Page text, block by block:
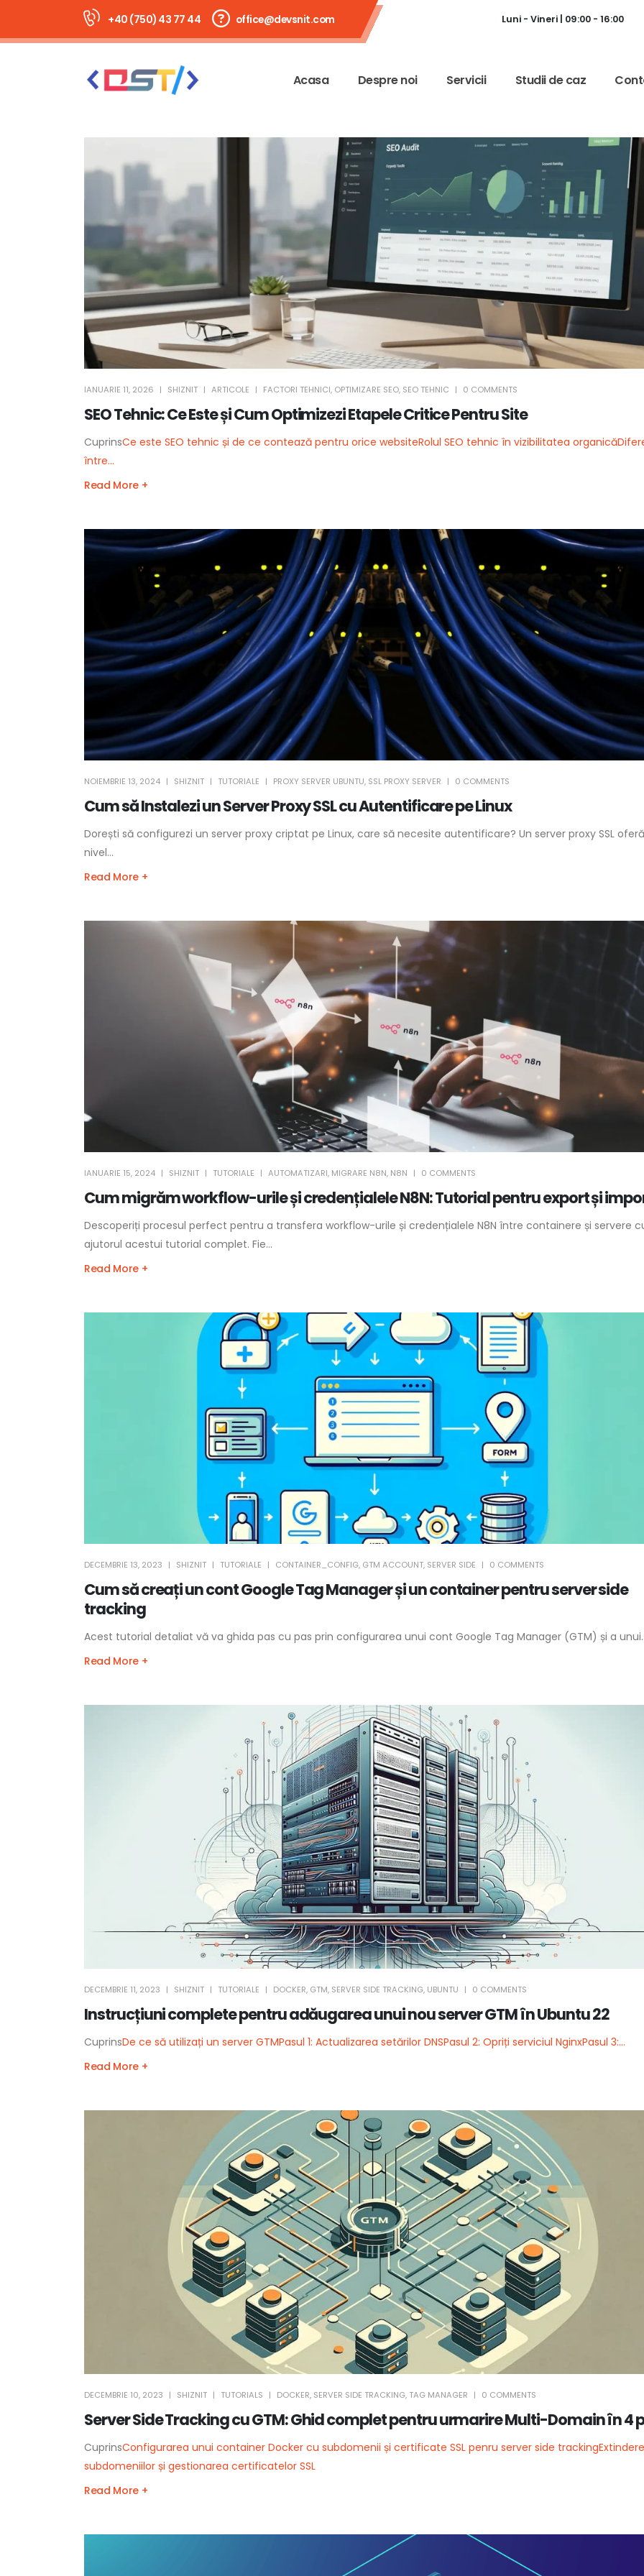
+40 (750) 43 77 44 office@devsnit.com Luni - Vineri | 09:00 - 16:00
Acasa Despre noi Servicii Studii de caz
SEO Tehnic: Ce Este și Cum Optimizezi Etapele Critice Pentru Site
IANUARIE 11, 2026 SHIZNIT ARTICOLE FACTORI TEHNICI, OPTIMIZARE SEO, SEO TEHNIC 0 COMMENTS
CuprinsCe este SEO tehnic și de ce contează pentru orice websiteRolul SEO tehnic în vizibilitatea organică
între...
Read More +
Cum să Instalezi un Server Proxy SSL cu Autentificare pe Linux
NOIEMBRIE 13, 2024 SHIZNIT TUTORIALE PROXY SERVER UBUNTU, SSL PROXY SERVER 0 COMMENTS
Dorești să configurezi un server proxy criptat pe Linux, care să necesite autentificare? Un server proxy SSL
nivel...
Read More +
Cum migrăm workflow-urile și credențialele N8N: Tutorial pentru export și
IANUARIE 15, 2024 SHIZNIT TUTORIALE AUTOMATIZARI, MIGRARE N8N, N8N 0 COMMENTS
Descoperiți procesul perfect pentru a transfera workflow-urile și credențialele N8N între containere și servere
ajutorul acestui tutorial complet. Fie...
Read More +
Cum să creați un cont Google Tag Manager și un container pentru server side
tracking
DECEMBRIE 13, 2023 SHIZNIT TUTORIALE CONTAINER_CONFIG, GTM ACCOUNT, SERVER SIDE 0 COMMENTS
Acest tutorial detaliat vă va ghida pas cu pas prin configurarea unui cont Google Tag Manager (GTM) și a
Read More +
Instrucțiuni complete pentru adăugarea unui nou server GTM în Ubuntu 22
DECEMBRIE 11, 2023 SHIZNIT TUTORIALE DOCKER, GTM, SERVER SIDE TRACKING, UBUNTU 0 COMMENTS
CuprinsDe ce să utilizați un server GTMPasul 1: Actualizarea setărilor DNSPasul 2: Opriți serviciul NginxPasul 3:...
Read More +
Server Side Tracking cu GTM: Ghid complet pentru urmarire Multi-Domain în 4
DECEMBRIE 10, 2023 SHIZNIT TUTORIALS DOCKER, SERVER SIDE TRACKING, TAG MANAGER 0 COMMENTS
CuprinsConfigurarea unui container Docker cu subdomenii și certificate SSL penru server side tracking
subdomeniilor și gestionarea certificatelor SSL
Read More +